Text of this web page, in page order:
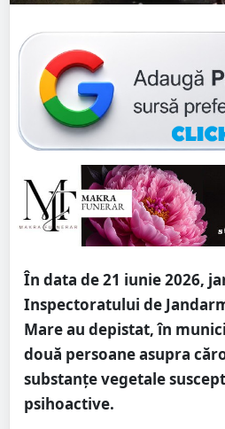
În data de 21 iunie 2026,
Inspectoratului de
Mare au depistat, în
două persoane asupra
substanțe vegetale
psihoactive.